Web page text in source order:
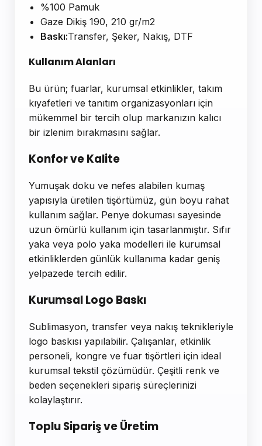
%100 Pamuk
Gaze Dikiş 190, 210 gr/m2
Baskı:Transfer, Şeker, Nakış, DTF
Kullanım Alanları
Bu ürün; fuarlar, kurumsal etkinlikler, takım
kıyafetleri ve tanıtım organizasyonları için
mükemmel bir tercih olup markanızın kalıcı
bir izlenim bırakmasını sağlar.
Konfor ve Kalite
Yumuşak doku ve nefes alabilen kumaş
yapısıyla üretilen tişörtümüz, gün boyu rahat
kullanım sağlar. Penye dokuması sayesinde
uzun ömürlü kullanım için tasarlanmıştır. Sıfır
yaka veya polo yaka modelleri ile kurumsal
etkinliklerden günlük kullanıma kadar geniş
yelpazede tercih edilir.
Kurumsal Logo Baskı
Sublimasyon, transfer veya nakış teknikleriyle
logo baskısı yapılabilir. Çalışanlar, etkinlik
personeli, kongre ve fuar tişörtleri için ideal
kurumsal tekstil çözümüdür. Çeşitli renk ve
beden seçenekleri sipariş süreçlerinizi
kolaylaştırır.
Toplu Sipariş ve Üretim